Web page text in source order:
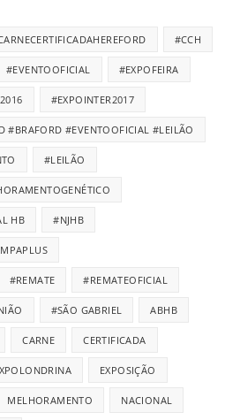
#CCH
#EVENTOOFICIAL #EXPOFEIRA
#EXPOINTER2017
#BRAFORD #EVENTOOFICIAL #LEILÃO
#LEILÃO
HB #NJHB
#REMATE #REMATEOFICIAL
#SÃO GABRIEL ABHB
CARNE CERTIFICADA
EXPOSIÇÃO
MELHORAMENTO NACIONAL